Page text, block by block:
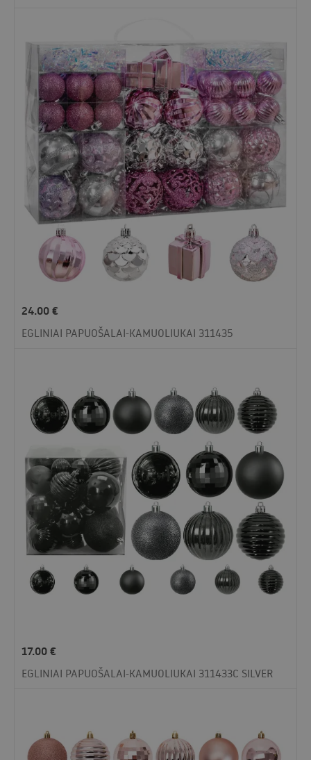
24.00€
EGLINIAI PAPUOŠALAI-KAMUOLIUKAI 311435
17.00€
EGLINIAI PAPUOŠALAI-KAMUOLIUKAI 311433C SILVER